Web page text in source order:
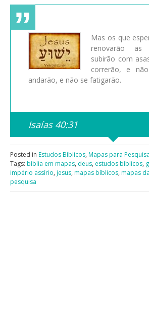
Mas os que
renovarão as
subirão com
correrão, e
andarão, e não se fatigarão.
Isaías 40:31
Posted in Estudos Bíblicos, Mapas para Pesquisa
Tags: bíblia em mapas, deus, estudos bíblicos,
império assírio, jesus, mapas bíblicos, mapas
pesquisa